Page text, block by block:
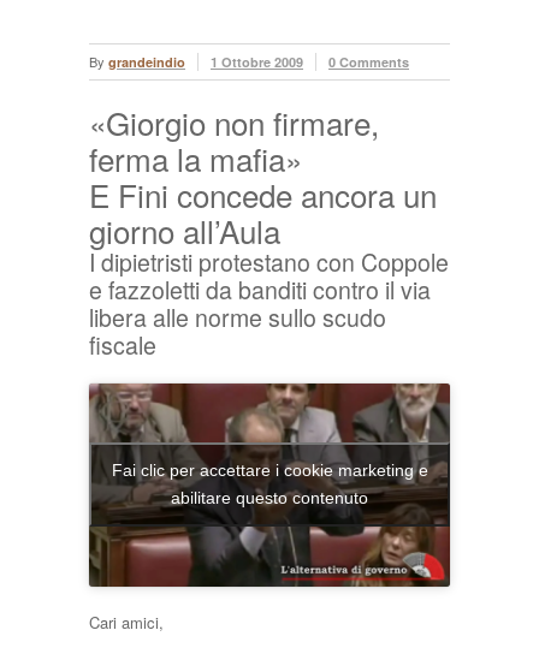
By grandeindio 1 Ottobre 2009 0 Comments
«Giorgio non firmare,
ferma la mafia»
E Fini concede ancora un
giorno all’Aula
I dipietristi protestano con Coppole
e fazzoletti da banditi contro il via
libera alle norme sullo scudo
fiscale
Fai clic per accettare i cookie marketing e
abilitare questo contenuto
Cari amici,